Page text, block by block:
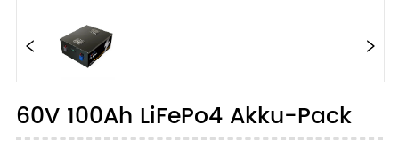
60V 100Ah LiFePo4 Akku-Pack